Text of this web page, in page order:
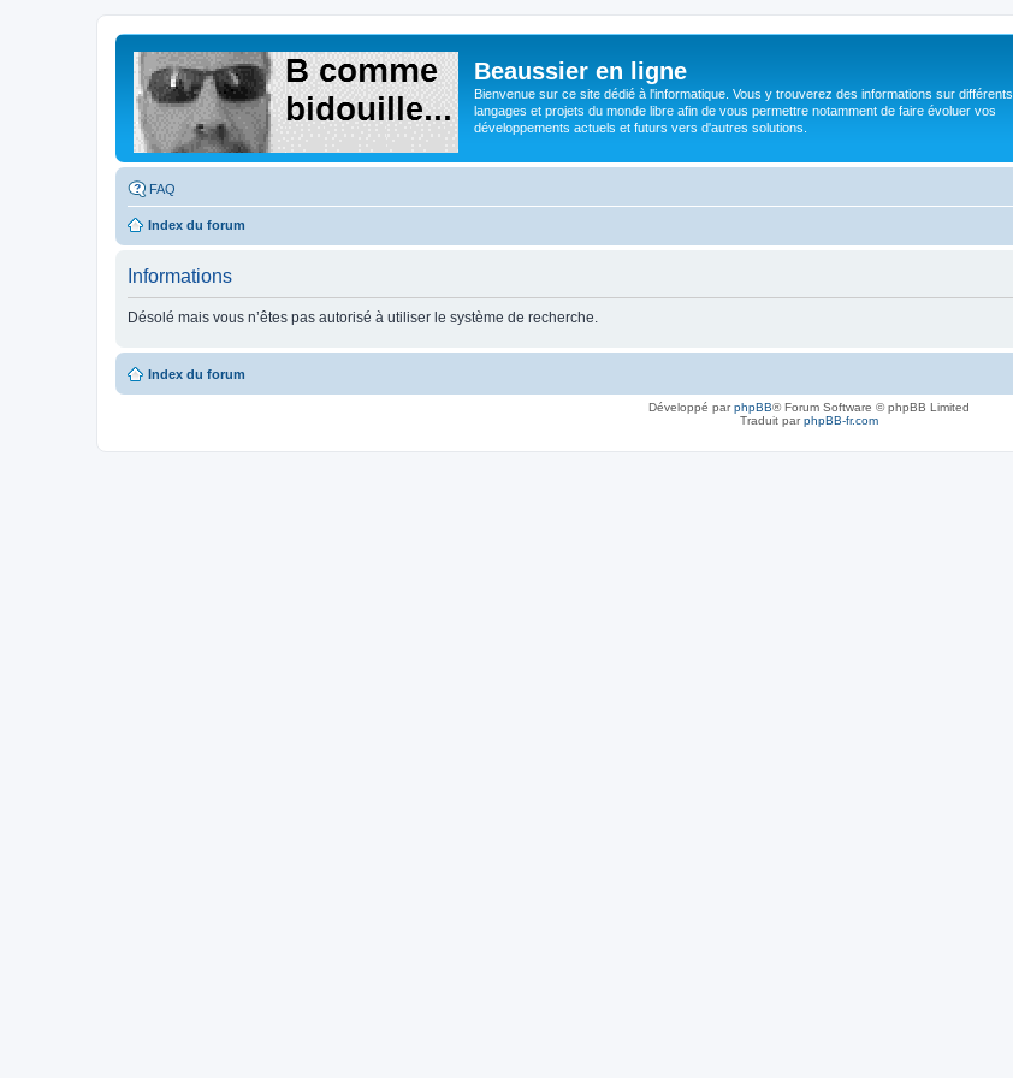
Beaussier en ligne
Bienvenue sur ce site dédié à l'informatique. Vous y trouverez des informations sur différents
langages et projets du monde libre afin de vous permettre notamment de faire évoluer vos
développements actuels et futurs vers d'autres solutions.
FAQ
Index du forum
Informations
Désolé mais vous n’êtes pas autorisé à utiliser le système de recherche.
Index du forum
Développé parphpBB® Forum Software © phpBB Limited
Traduit parphpBB-fr.com